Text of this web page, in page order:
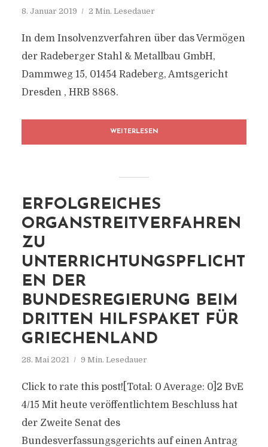
8. Januar 2019 2 Min. Lesedauer
In dem Insolvenzverfahren über das Vermögen
der Radeberger Stahl & Metallbau GmbH,
Dammweg 15, 01454 Radeberg, Amtsgericht
Dresden , HRB 8868.
WEITERLESEN
ERFOLGREICHES
ORGANSTREITVERFAHREN
ZU
UNTERRICHTUNGSPFLICHT
EN DER
BUNDESREGIERUNG BEIM
DRITTEN HILFSPAKET FÜR
GRIECHENLAND
28. Mai 2021 9 Min. Lesedauer
Click to rate this post![Total: 0 Average: 0]2 BvE
4/15 Mit heute veröffentlichtem Beschluss hat
der Zweite Senat des
Bundesverfassungsgerichts auf einen Antrag